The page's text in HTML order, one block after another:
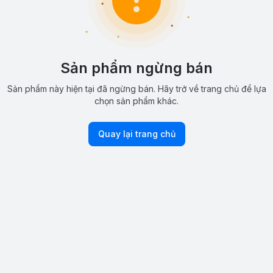
Sản phẩm ngừng bán
Sản phẩm này hiện tại đã ngừng bán. Hãy trở về trang chủ để lựa
chọn sản phẩm khác.
Quay lại trang chủ